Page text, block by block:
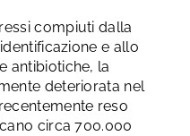
compiuti dalla
e allo
antibiotiche, la
deteriorata nel
reso
circa 700.000